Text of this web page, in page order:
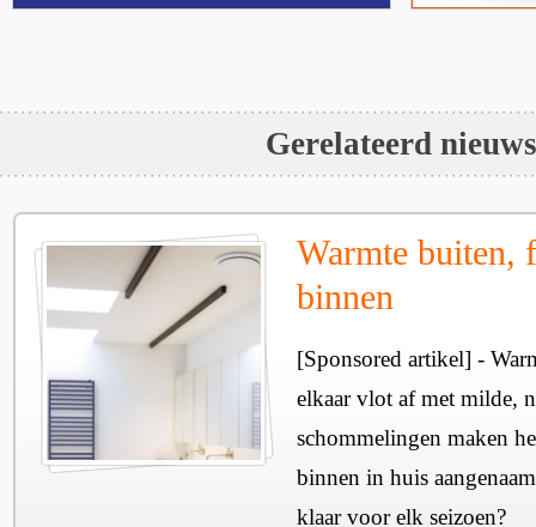
Gerelateerd nieuws
Warmte buiten,
binnen
[Sponsored artikel] -
elkaar vlot af met milde,
schommelingen maken
binnen in huis
klaar voor elk seizoen?